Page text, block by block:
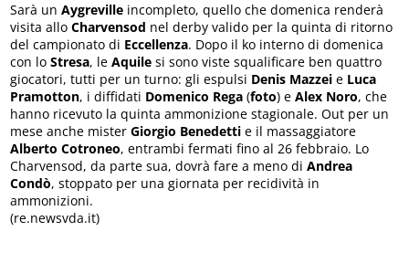
Sarà unAygreville incompleto, quello che domenica renderà
visita alloCharvensod nel derby valido per la quinta di ritorno
del campionato di Eccellenza. Dopo il ko interno di domenica
con loStresa, leAquile si sono viste squalificare ben quattro
giocatori, tutti per un turno: gli espulsi Denis Mazzei e Luca
Pramotton, i diffidati Domenico Rega (foto) eAlex Noro, che
hanno ricevuto la quinta ammonizione stagionale. Out per un
mese anche misterGiorgio Benedetti e il massaggiatore
Alberto Cotroneo, entrambi fermati fino al 26 febbraio. Lo
Charvensod, da parte sua, dovrà fare a meno diAndrea
Condò, stoppato per una giornata per recidività in
ammonizioni.
(re.newsvda.it)